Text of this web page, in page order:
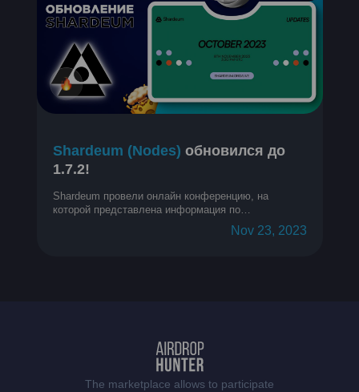
Shardeum (Nodes) обновился до
1.7.2!
Shardeum провели онлайн конференцию, на
которой представлена информация по
Nov 23, 2023
The marketplace allows to participate